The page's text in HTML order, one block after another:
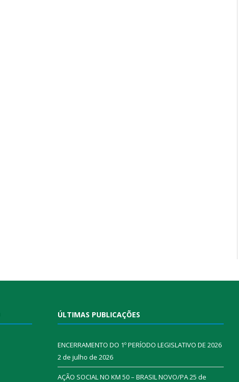
ÚLTIMAS PUBLICAÇÕES
ENCERRAMENTO DO 1º PERÍODO LEGISLATIVO DE 2026
2 de julho de 2026
AÇÃO SOCIAL NO KM 50 – BRASIL NOVO/PA25 de